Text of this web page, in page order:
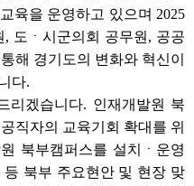
육을 운영하고 있으며 2025
도ㆍ시군의회 공무원, 공공
해 경기도의 변화와 혁신이
다.
리겠습니다. 인재개발원 북
직자의 교육기회 확대를 위
북부캠퍼스를 설치ㆍ운영
북부 주요현안 및 현장 맞